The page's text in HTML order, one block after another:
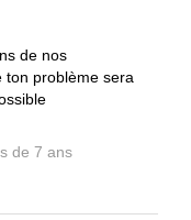
de nos
ton problème sera
de 7 ans